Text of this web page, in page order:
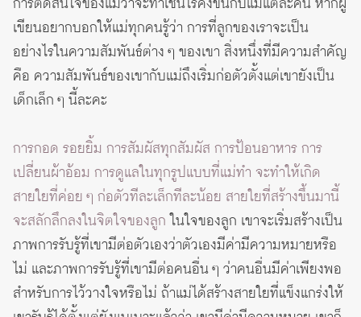
เขียนอยากบอกให้แม่ทุกคนรู้ว่า การที่ลูกของเราจะเป็น
อย่างไรในความสัมพันธ์ต่าง ๆ ของเขา สิ่งหนึ่งที่มีความสำคัญ
คือ ความสัมพันธ์ของเขากับแม่ถึงเริ่มก่อตัวตั้งแต่เขายังเป็น
เด็กเล็ก ๆ นี้ละคะ
การกอด รอยยิ้ม การสัมผัสทุกสัมผัส การป้อนอาหาร การ
เปลี่ยนผ้าอ้อม การดูแลในทุกรูปแบบที่แม่ทำ จะทำให้เกิด
สายใยที่ค่อย ๆ ก่อตัวทีละเล็กทีละน้อย สายใยที่สร้างขึ้นมานี้
จะสลักลึกลงในจิตใจของลูกในใจของลูก เขาจะเริ่มสร้างเป็น
ภาพการรับรู้ที่เขามีต่อตัวเองว่าตัวเองมีค่ามีความหมายหรือ
ไม่ และภาพการรับรู้ที่เขามีต่อคนอื่น ๆ ว่าคนอื่นมีค่าเพียงพอ
สำหรับการไว้วางใจหรือไม่ ถ้าแม่ได้สร้างสายใยที่แข็งแกร่งให้